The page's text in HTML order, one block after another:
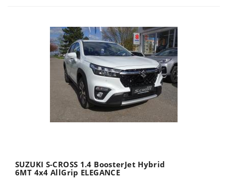
SUZUKI S-CROSS 1.4 BoosterJet Hybrid
6MT 4x4 AllGrip ELEGANCE